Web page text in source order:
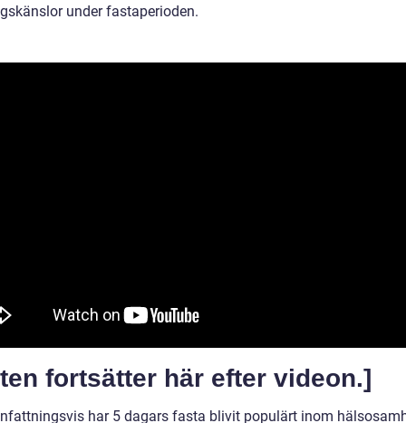
under fastaperioden.
fortsätter här efter videon.]
har 5 dagars fasta blivit populärt inom